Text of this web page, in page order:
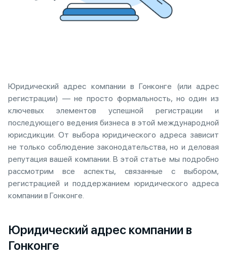
Юридический адрес компании в Гонконге (или адрес
регистрации) — не просто формальность, но один из
ключевых элементов успешной регистрации и
последующего ведения бизнеса в этой международной
юрисдикции. От выбора юридического адреса зависит
не только соблюдение законодательства, но и деловая
репутация вашей компании. В этой статье мы подробно
рассмотрим все аспекты, связанные с выбором,
регистрацией и поддержанием юридического адреса
компании в Гонконге.
Юридический адрес компании в
Гонконге